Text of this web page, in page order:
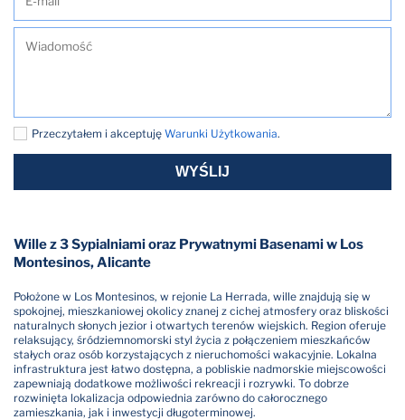
Przeczytałem i akceptuję Warunki Użytkowania.
WYŚLIJ
Wille z 3 Sypialniami oraz Prywatnymi Basenami w Los
Montesinos, Alicante
Położone w Los Montesinos, w rejonie La Herrada, wille znajdują się w
spokojnej, mieszkaniowej okolicy znanej z cichej atmosfery oraz bliskości
naturalnych słonych jezior i otwartych terenów wiejskich. Region oferuje
relaksujący, śródziemnomorski styl życia z połączeniem mieszkańców
stałych oraz osób korzystających z nieruchomości wakacyjnie. Lokalna
infrastruktura jest łatwo dostępna, a pobliskie nadmorskie miejscowości
zapewniają dodatkowe możliwości rekreacji i rozrywki. To dobrze
rozwinięta lokalizacja odpowiednia zarówno do całorocznego
zamieszkania, jak i inwestycji długoterminowej.